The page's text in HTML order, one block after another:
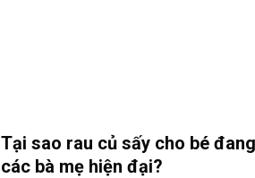
Tại sao rau củ sấy cho bé
các bà mẹ hiện đại?